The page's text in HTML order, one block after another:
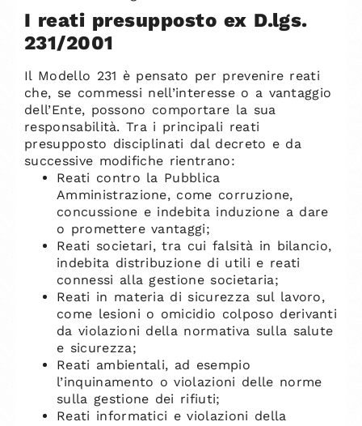
I reati presupposto ex D.lgs.
231/2001
Il Modello 231 è pensato per prevenire reati
che, se commessi nell’interesse o a vantaggio
dell’Ente, possono comportare la sua
responsabilità. Tra i principali reati
presupposto disciplinati dal decreto e da
successive modifiche rientrano:
Reati contro la Pubblica
Amministrazione, come corruzione,
concussione e indebita induzione a dare
o promettere vantaggi;
Reati societari, tra cui falsità in bilancio,
indebita distribuzione di utili e reati
connessi alla gestione societaria;
Reati in materia di sicurezza sul lavoro,
come lesioni o omicidio colposo derivanti
da violazioni della normativa sulla salute
e sicurezza;
Reati ambientali, ad esempio
l’inquinamento o violazioni delle norme
sulla gestione dei rifiuti;
Reati informatici e violazioni della